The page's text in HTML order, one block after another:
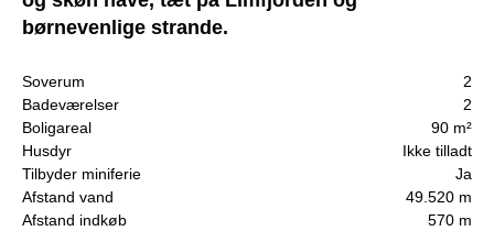
børnevenlige strande.
Soverum
2
Badeværelser
2
Boligareal
90 m²
Husdyr
Ikke tilladt
Tilbyder miniferie
Ja
Afstand vand
49.520 m
Afstand indkøb
570 m